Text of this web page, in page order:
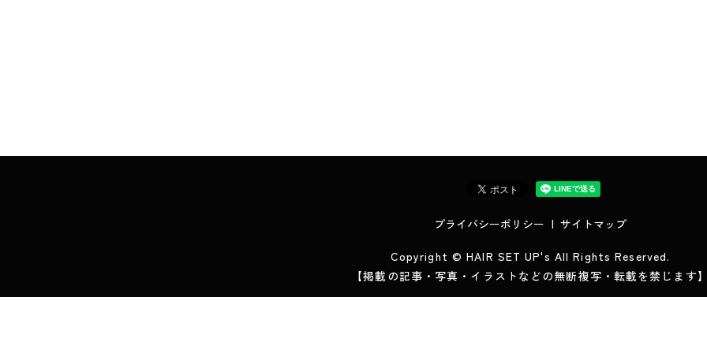
プライバシーポリシー サイトマップ
Copyright © HAIR SET UP's All Rights Reserved.
【掲載の記事・写真・イラストなどの無断複写・転載を禁じます